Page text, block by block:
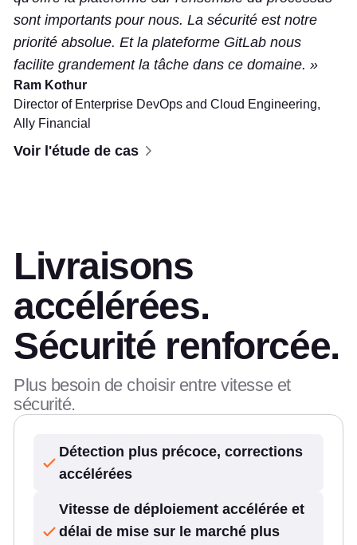
sont importants pour nous. La sécurité est notre
priorité absolue. Et la plateforme GitLab nous
facilite grandement la tâche dans ce domaine.
Ram Kothur
Director of Enterprise DevOps and Cloud Engineering,
Ally Financial
Voir l'étude de cas
Livraisons
accélérées.
Sécurité renforcée.
Plus besoin de choisir entre vitesse et
sécurité.
Détection plus précoce, corrections
accélérées
Vitesse de déploiement accélérée et
délai de mise sur le marché plus